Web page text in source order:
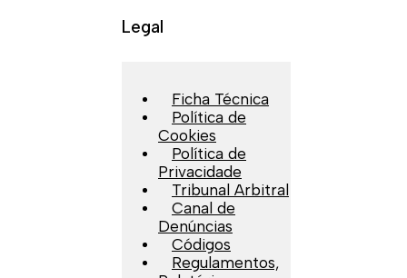
Legal
Ficha Técnica
Política de
Cookies
Política de
Privacidade
Tribunal Arbitral
Canal de
Denúncias
Códigos
Regulamentos,